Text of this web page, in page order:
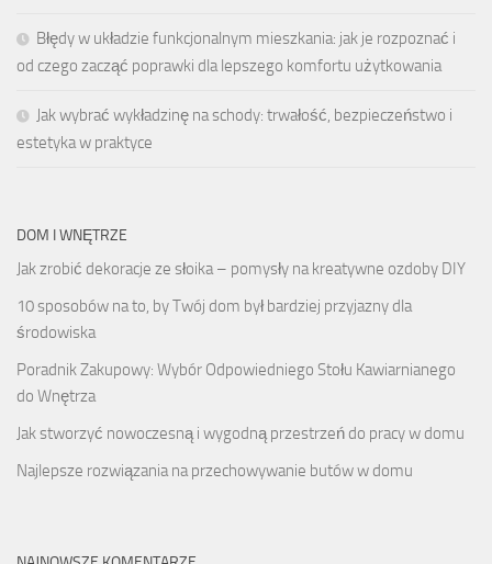
Błędy w układzie funkcjonalnym mieszkania: jak je rozpoznać i
od czego zacząć poprawki dla lepszego komfortu użytkowania
Jak wybrać wykładzinę na schody: trwałość, bezpieczeństwo i
estetyka w praktyce
DOM I WNĘTRZE
Jak zrobić dekoracje ze słoika – pomysły na kreatywne ozdoby DIY
10 sposobów na to, by Twój dom był bardziej przyjazny dla
środowiska
Poradnik Zakupowy: Wybór Odpowiedniego Stołu Kawiarnianego
do Wnętrza
Jak stworzyć nowoczesną i wygodną przestrzeń do pracy w domu
Najlepsze rozwiązania na przechowywanie butów w domu